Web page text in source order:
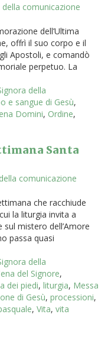
comunicazione
dell’Ultima
offrì il suo corpo e il
Apostoli, e comandò
perpetuo. La
della
e sangue di Gesù,
Domini, Ordine,
Santa
comunicazione
che racchiude
la liturgia invita a
mistero dell’Amore
passa quasi
della
del Signore,
dei piedi, liturgia, Messa
di Gesù, processioni,
, Vita, vita